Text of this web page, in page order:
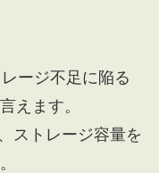
ージ不足に陥る
えます。
ストレージ容量を